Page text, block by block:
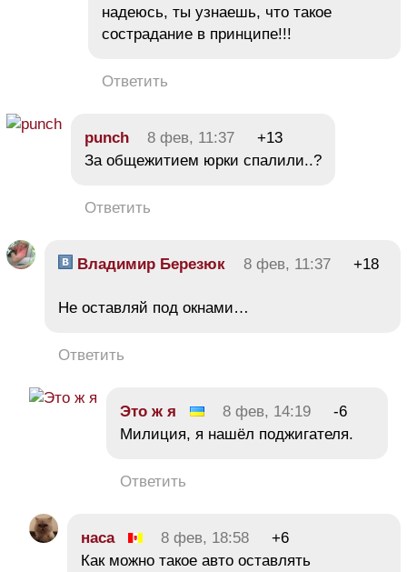
надеюсь, ты узнаешь, что такое
сострадание в принципе!!!
Ответить
punch 8 фев, 11:37
+13
За общежитием юрки спалили..?
Ответить
Владимир Березюк 8 фев, 11:37 +18
Не оставляй под окнами…
Ответить
Это ж я 8 фев, 14:19
-6
Милиция, я нашёл поджигателя.
Ответить
наса 8 фев, 18:58
+6
Как можно такое авто оставлять